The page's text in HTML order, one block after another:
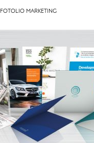
FOTOLIO MARKETING